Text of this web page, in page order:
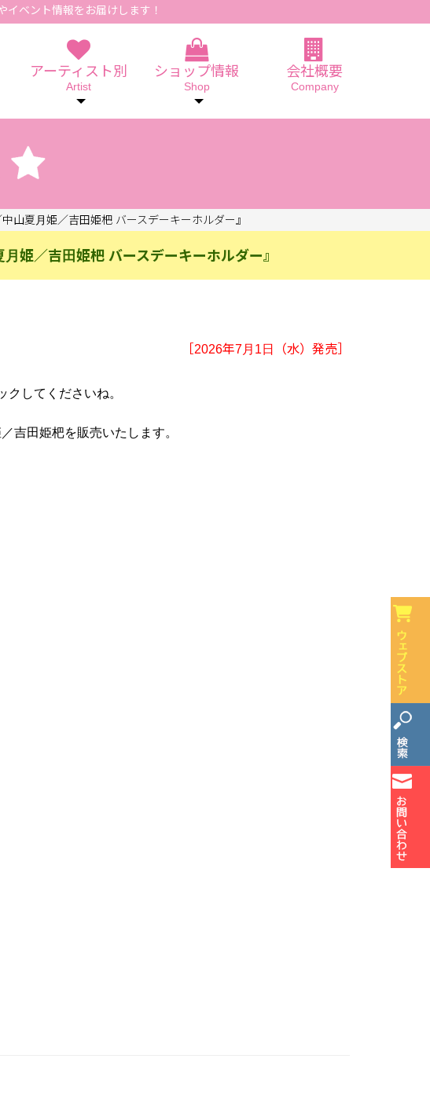
イベント情報をお届けします！
アーティスト別
Artist
ショップ情報
Shop
会社概要
Company
山夏月姫／吉田姫杷 バースデーキーホルダー』
姫／吉田姫杷 バースデーキーホルダー』
［2026年7月1日（水）発売］
してくださいね。
吉田姫杷を販売いたします。